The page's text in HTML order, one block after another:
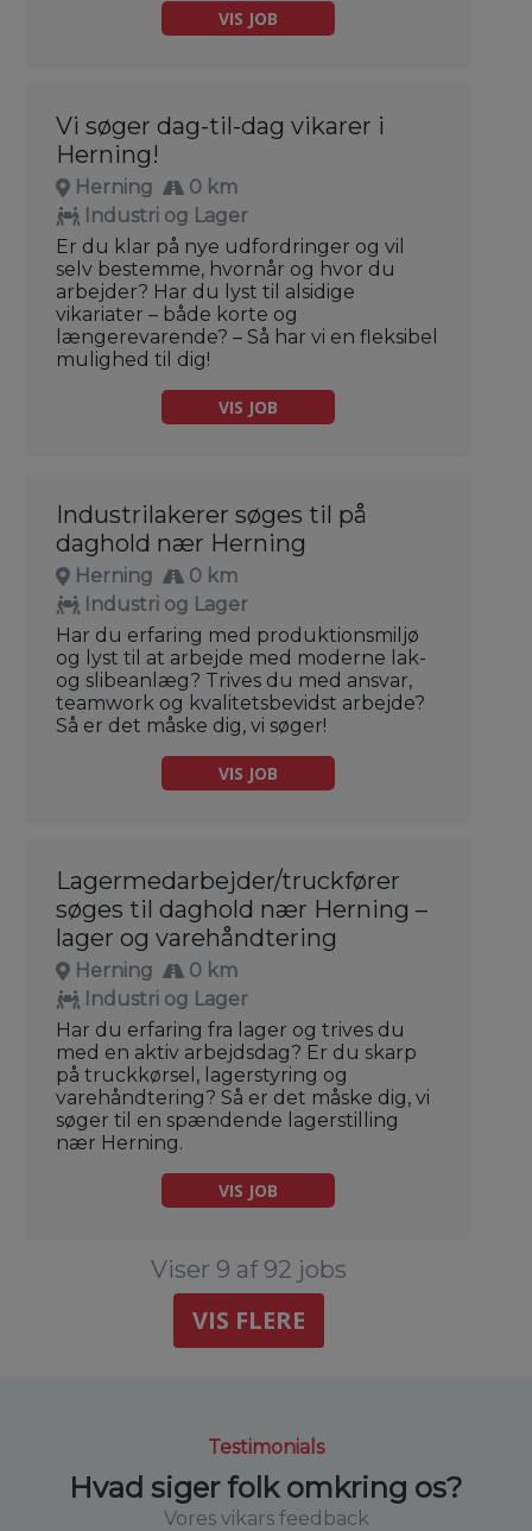
VIS JOB
Vi søger dag-til-dag vikarer i
Herning!
Herning
0 km
Industri og Lager
Er du klar på nye udfordringer og vil
selv bestemme, hvornår og hvor du
arbejder? Har du lyst til alsidige
vikariater – både korte og
længerevarende? – Så har vi en fleksibel
mulighed til dig!
VIS JOB
Industrilakerer søges til på
daghold nær Herning
Herning
0 km
Industri og Lager
Har du erfaring med produktionsmiljø
og lyst til at arbejde med moderne lak-
og slibeanlæg? Trives du med ansvar,
teamwork og kvalitetsbevidst arbejde?
Så er det måske dig, vi søger!
VIS JOB
Lagermedarbejder/truckfører
søges til daghold nær Herning –
lager og varehåndtering
Herning
0 km
Industri og Lager
Har du erfaring fra lager og trives du
med en aktiv arbejdsdag? Er du skarp
på truckkørsel, lagerstyring og
varehåndtering? Så er det måske dig, vi
søger til en spændende lagerstilling
nær Herning.
VIS JOB
Viser 9 af 92 jobs
VIS FLERE
Testimonials
Hvad siger folk omkring os?
Vores vikars feedback